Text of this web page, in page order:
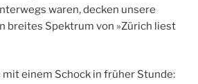
waren, decken unsere
breites Spektrum von »Zürich liest
mit einem Schock in früher Stunde: